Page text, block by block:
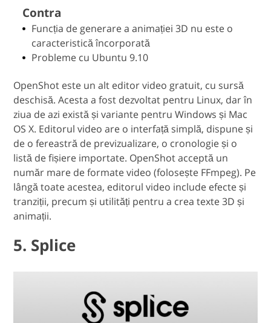
Contra
Funcția de generare a animației 3D nu este o
caracteristică încorporată
Probleme cu Ubuntu 9.10
OpenShot este un alt editor video gratuit, cu sursă
deschisă. Acesta a fost dezvoltat pentru Linux, dar în
ziua de azi există și variante pentru Windows și Mac
OS X. Editorul video are o interfață simplă, dispune și
de o fereastră de previzualizare, o cronologie și o
listă de fișiere importate. OpenShot acceptă un
număr mare de formate video (folosește FFmpeg). Pe
lângă toate acestea, editorul video include efecte și
tranziții, precum și utilități pentru a crea texte 3D și
animații.
5. Splice